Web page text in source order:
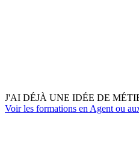
J'AI DÉJÀ UNE IDÉE DE
Voir les formations en Agent ou